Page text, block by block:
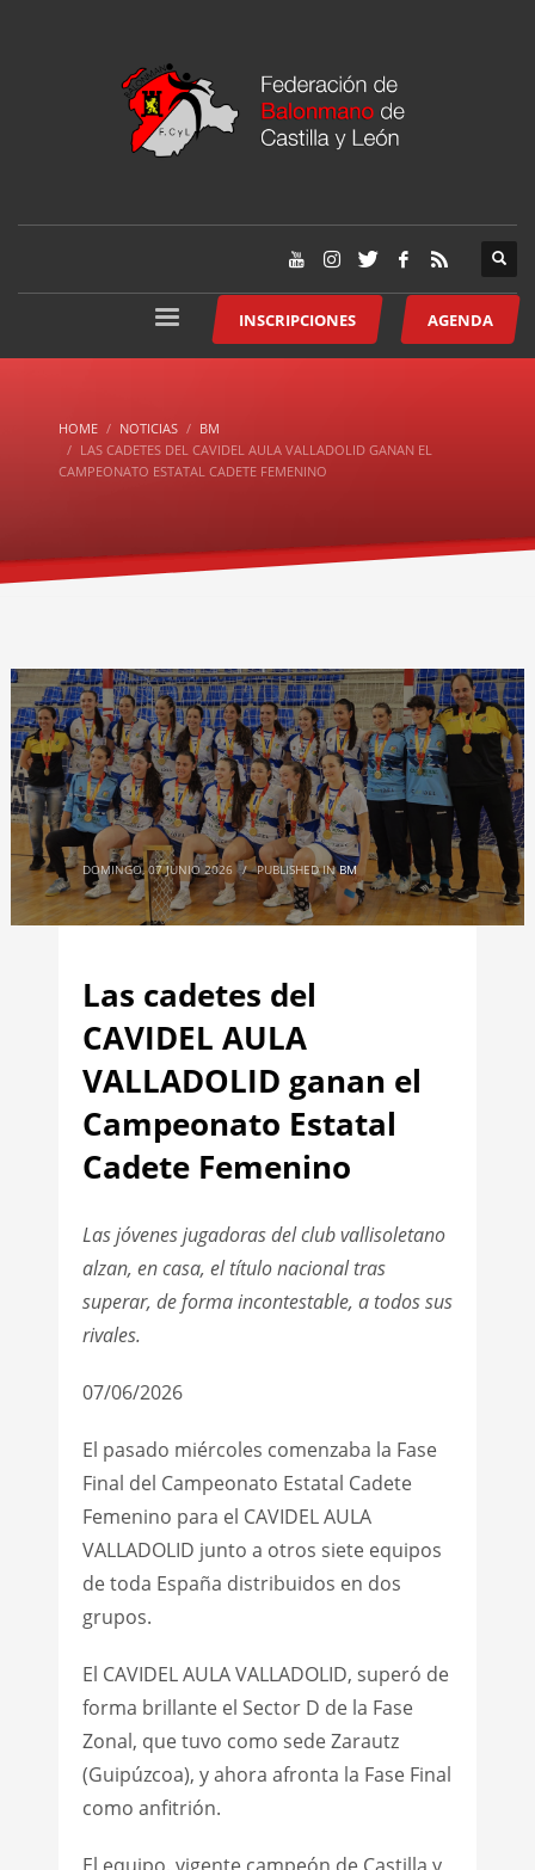
INSCRIPCIONES AGENDA
HOME NOTICIAS
BM
LAS CADETES DEL CAVIDEL AULA VALLADOLID GANAN EL
CAMPEONATO ESTATAL CADETE FEMENINO
DOMINGO, 07 JUNIO 2026 / PUBLISHED INBM
Las cadetes del
CAVIDEL AULA
VALLADOLID ganan el
Campeonato Estatal
Cadete Femenino
Las jóvenes jugadoras del club vallisoletano
alzan, en casa, el título nacional tras
superar, de forma incontestable, a todos sus
rivales.
07/06/2026
El pasado miércoles comenzaba la Fase
Final del Campeonato Estatal Cadete
Femenino para el CAVIDEL AULA
VALLADOLID junto a otros siete equipos
de toda España distribuidos en dos
grupos.
El CAVIDEL AULA VALLADOLID, superó de
forma brillante el Sector D de la Fase
Zonal, que tuvo como sede Zarautz
(Guipúzcoa), y ahora afronta la Fase Final
como anfitrión.